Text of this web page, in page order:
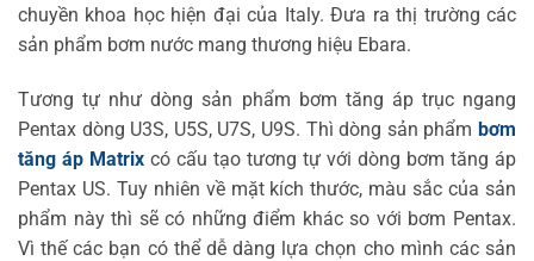
chuyền khoa học hiện đại của Italy. Đưa ra thị trường các
sản phẩm bơm nước mang thương hiệu Ebara.
Tương tự như dòng sản phẩm bơm tăng áp trục ngang
Pentax dòng U3S, U5S, U7S, U9S. Thì dòng sản phẩm bơm
tăng áp Matrix có cấu tạo tương tự với dòng bơm tăng áp
Pentax US. Tuy nhiên về mặt kích thước, màu sắc của sản
phẩm này thì sẽ có những điểm khác so với bơm Pentax.
Vì thế các bạn có thể dễ dàng lựa chọn cho mình các sản